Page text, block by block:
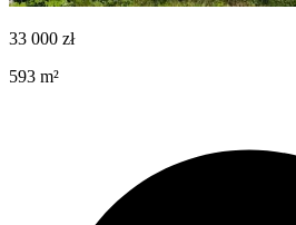
33 000 zł
593 m²